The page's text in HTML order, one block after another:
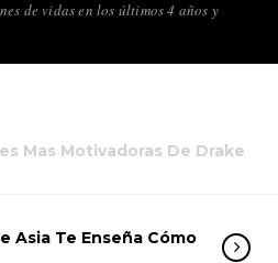
de vidas en los últimos 4 años y
Mas Motivadoras De Drake
Asia Te Enseña Cómo